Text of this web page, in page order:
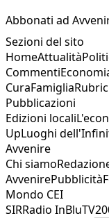
Abbonati ad
Sezioni del sito
HomeAttualità
Commenti
CuraFamiglia
Pubblicazioni
Edizioni locali
UpLuoghi
Avvenire
Chi siamo
AvvenirePubblicità
Mondo CEI
SIRRadio InBlu